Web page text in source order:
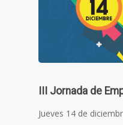
III Jornada de
Jueves 14 de